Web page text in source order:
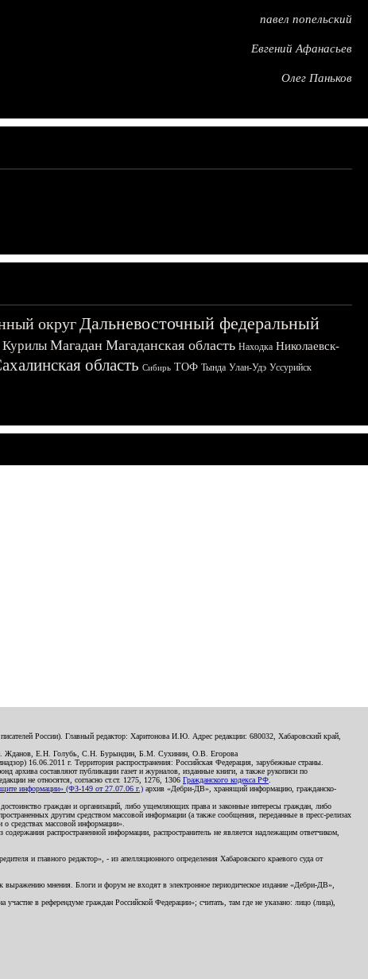
павел попельский
Евгений Афанасьев
Олег Паньков
округДальневосточный федеральный
Курилы Магадан Магаданская область Находка Николаевск-
область Сибирь ТОФ Тында Улан-Удэ Уссурийск
России). Главный редактор: Харитонова И.Ю. Адрес редакции: 680032, Хабаровский край,
Жданов, Е.Н. Голубь, С.Н. Бурындин, Б.М. Сухинин, О.В. Егорова
16.06.2011 г. Территория распространения: Российская Федерация, зарубежные страны.
архива составляют публикации газет и журналов, изданные книги, а также рукописи по
не относятся, согласно ст.ст. 1275, 1276, 1306 Гражданского кодекса РФ
информации» (ФЗ-149 от 27.07.06 г.) архив «Дебри-ДВ», хранящий информацию, гражданско-
граждан и организаций, либо ущемляющих права и законные интересы граждан, либо
другим средством массовой информации (а также сообщения, переданные в пресс-релизах
средствах массовой информации».
распространенной информации, распространитель не является надлежащим ответчиком,
и главного редактор», - из апелляционного определения Хабаровского краевого суда от
выражению мнения. Блоги и форум не входят в электронное периодическое издание «Дебри-ДВ»,
в референдуме граждан Российской Федерации»; считать, там где не указано: лицо (лица),